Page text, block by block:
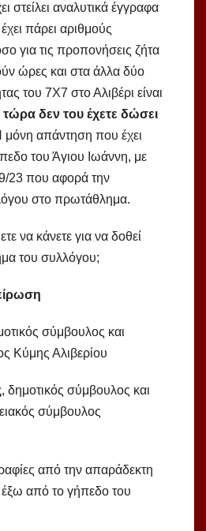
στείλει αναλυτικά έγγραφα
πάρει αριθμούς
για τις προπονήσεις ζήτα
ώρες και στα άλλα δύο
του 7Χ7 στο Αλιβέρι είναι
τώρα δεν του έχετε δώσει
μόνη απάντηση που έχει
του Άγιου Ιωάννη, με
23 που αφορά την
στο πρωτάθλημα.
να κάνετε για να δοθεί
του συλλόγου;
σύμβουλος και
Κύμης Αλιβερίου
, δημοτικός σύμβουλος και
σύμβουλος
από την απαράδεκτη
από το γήπεδο του